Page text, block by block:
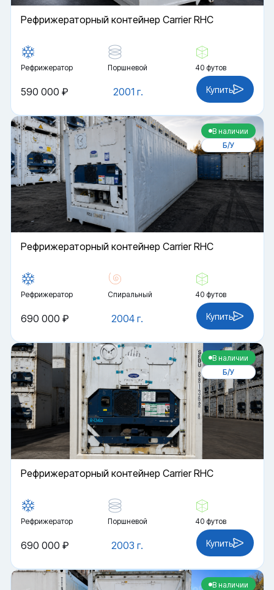
Рефрижераторный контейнер Carrier RHC
Рефрижератор Поршневой 40 футов
2001 г.
590 000 ₽ Купить
В наличии
Б/У
Рефрижераторный контейнер Carrier RHC
Рефрижератор Спиральный 40 футов
2004 г.
690 000 ₽ Купить
В наличии
Б/У
Рефрижераторный контейнер Carrier RHC
Рефрижератор Поршневой 40 футов
2003 г.
690 000 ₽ Купить
В наличии